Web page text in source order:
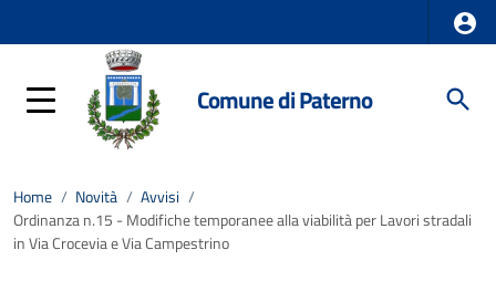
Comune di Paterno
Home / Novità / Avvisi /
Ordinanza n.15 - Modifiche temporanee alla viabilità per Lavori stradali
in Via Crocevia e Via Campestrino